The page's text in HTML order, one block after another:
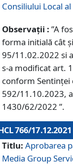
Consiliului Local
Observații : ”A
forma initială cât
95/11.02.2022 si
s-a modificat art.
conform Sentinței
592/11.10.2023,
1430/62/2022 ”.
766/17.12.2021
Titlu: Aprobarea
Media Group